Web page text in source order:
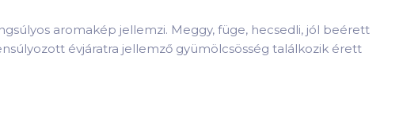
aromakép jellemzi. Meggy, füge, hecsedli, jól beérett
évjáratra jellemző gyümölcsösség találkozik érett